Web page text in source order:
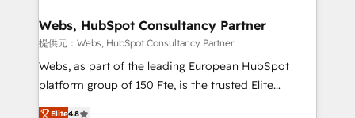
and build using HubSpot 🔌 Integrating HubSpot
with other systems 🎓 Training your teams to be
HubSpot pros 📊 Lead generation services using
HubSpot Why us? - SIX HubSpot Accreditations -
Webs, HubSpot Consultancy Partner
提供元：Webs, HubSpot Consultancy Partner
Webs, as part of the leading European HubSpot
platform group of 150 Fte, is the trusted Elite
HubSpot CRM Partner offering you a roadmap on
Elite4.8